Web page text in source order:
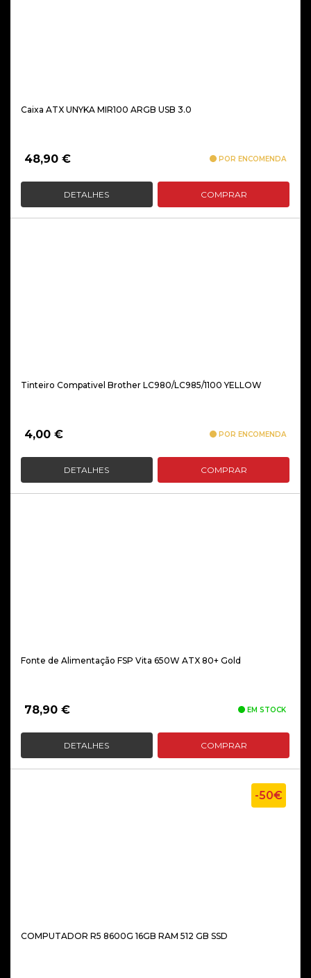
Caixa ATX UNYKA MIR100 ARGB USB 3.0
48,90 € POR ENCOMENDA
DETALHES COMPRAR
Tinteiro Compativel Brother LC980/LC985/1100 YELLOW
4,00 € POR ENCOMENDA
DETALHES COMPRAR
Fonte de Alimentação FSP Vita 650W ATX 80+ Gold
78,90 € EM STOCK
DETALHES COMPRAR
-50€
COMPUTADOR R5 8600G 16GB RAM 512 GB SSD